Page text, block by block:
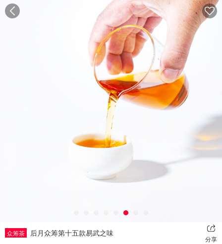
众筹茶 后月众筹第十五款易武之味
分享